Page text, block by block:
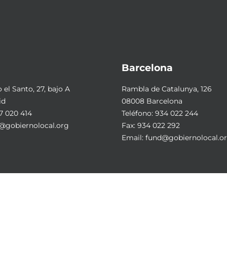
el Santo, 27, bajo A
020 414
Barcelona
Rambla de Catalunya, 126
08008 Barcelona
Teléfono: 934 022 244
Fax: 934 022 292
Email: